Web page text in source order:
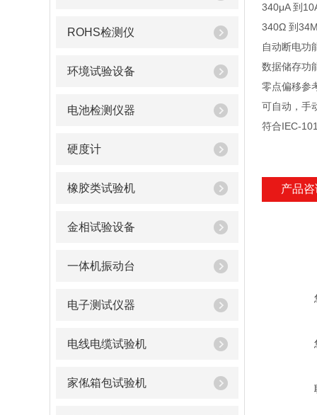
ROHS检测仪
环境试验设备
电池检测仪器
硬度计
橡胶类试验机
金相试验设备
一体机振动台
电子测试仪器
电线电缆试验机
家俬箱包试验机
340μA 到
340Ω 到
自动断电功
数据储存功
零点偏移参
可自动，手
符合IEC-
产品